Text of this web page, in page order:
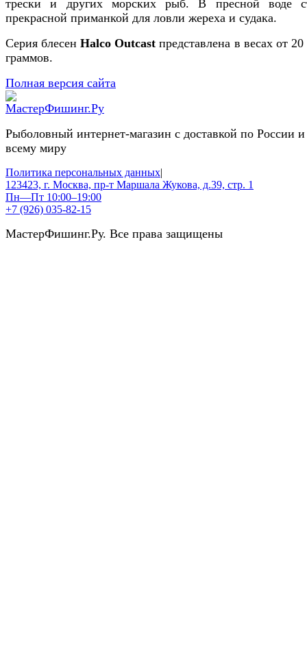
трески и других морских рыб. В пресной воде
прекрасной приманкой для ловли жереха и судака.
Серия блесенHalco Outcast представлена в весах от
граммов.
Полная версия сайта
Рыболовный интернет-магазин с доставкой по России и
всему миру
Политика персональных данных|
123423, г. Москва, пр-т Маршала Жукова, д.39, стр. 1
Пн—Пт 10:00–19:00
+7 (926) 035-82-15
МастерФишинг.Ру. Все права защищены